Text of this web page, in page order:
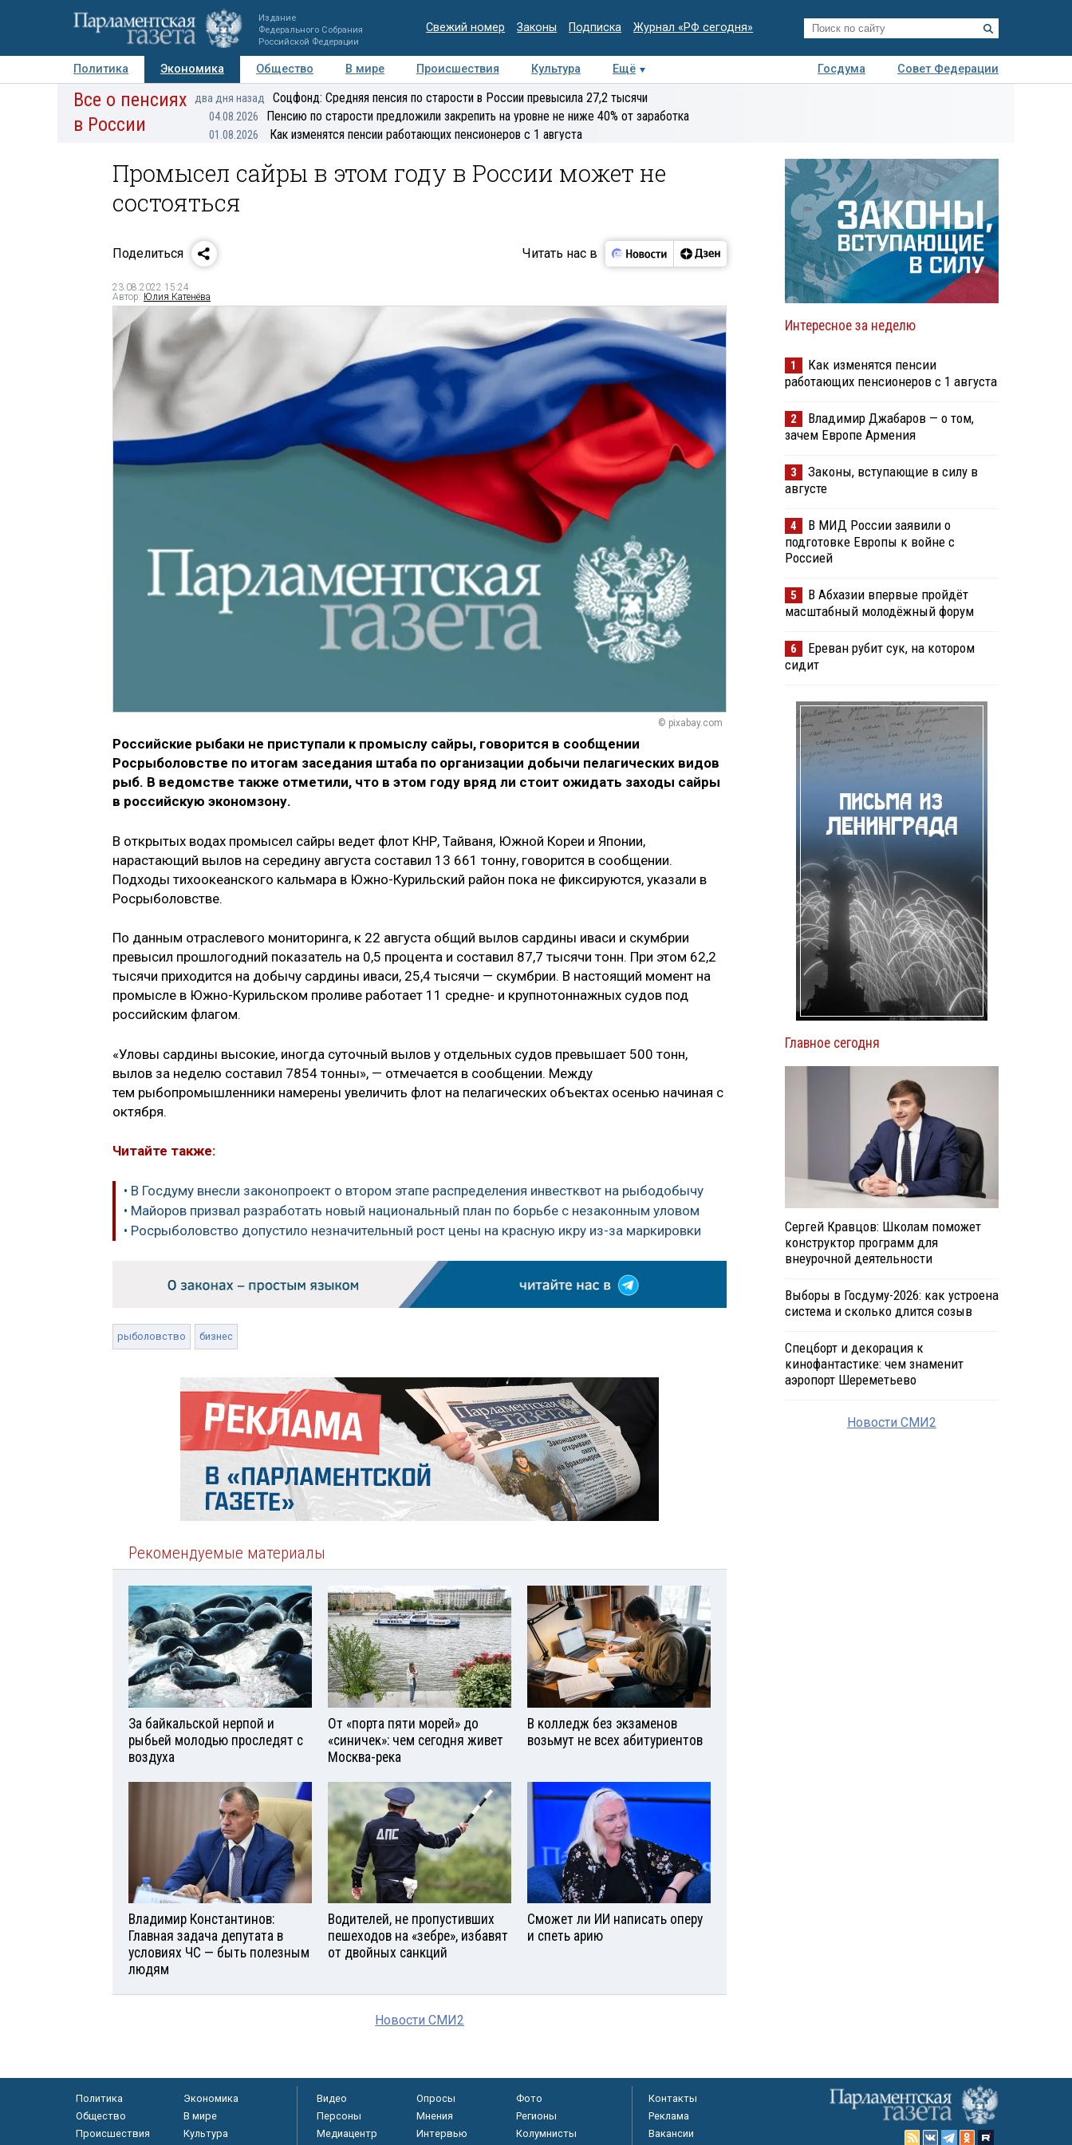
Издание
Федерального Собрания
Российской Федерации
Свежий номер Законы Подписка Журнал «РФ сегодня»
Политика Экономика Общество В мире Происшествия Культура Ещё Госдума
Совет Федерации
Авторы Персоны Мнения Регионы Медиацентр Интервью Колумнисты
Все о пенсиях
в России
два дня назад Соцфонд: Средняя пенсия по старости в России превысила 27,2 тысячи
04.08.2026 Пенсию по старости предложили закрепить на уровне не ниже 40% от заработка
01.08.2026 Как изменятся пенсии работающих пенсионеров с 1 августа
Промысел сайры в этом году в России может не
состояться
Поделиться Читать нас в
23.08.2022 15:24
Автор: Юлия Катенёва
© pixabay.com
Российские рыбаки не приступали к промыслу сайры, говорится в сообщении
Росрыболовстве по итогам заседания штаба по организации добычи пелагических видов
рыб. В ведомстве также отметили, что в этом году вряд ли стоит ожидать заходы сайры
в российскую экономзону.
В открытых водах промысел сайры ведет флот КНР, Тайваня, Южной Кореи и Японии,
нарастающий вылов на середину августа составил 13 661 тонну, говорится в сообщении.
Подходы тихоокеанского кальмара в Южно-Курильский район пока не фиксируются, указали в
Росрыболовстве.
По данным отраслевого мониторинга, к 22 августа общий вылов сардины иваси и скумбрии
превысил прошлогодний показатель на 0,5 процента и составил 87,7 тысячи тонн. При этом 62,2
тысячи приходится на добычу сардины иваси, 25,4 тысячи — скумбрии. В настоящий момент на
промысле в Южно-Курильском проливе работает 11 средне- и крупнотоннажных судов под
российским флагом.
«Уловы сардины высокие, иногда суточный вылов у отдельных судов превышает 500 тонн,
вылов за неделю составил 7854 тонны», — отмечается в сообщении. Между
тем рыбопромышленники намерены увеличить флот на пелагических объектах осенью начиная с
октября.
Читайте также:
• В Госдуму внесли законопроект о втором этапе распределения инвестквот на рыбодобычу
• Майоров призвал разработать новый национальный план по борьбе с незаконным уловом
• Росрыболовство допустило незначительный рост цены на красную икру из-за маркировки
рыболовство бизнес
Рекомендуемые материалы
За байкальской нерпой и
рыбьей молодью проследят с
воздуха
От «порта пяти морей» до
«синичек»: чем сегодня живет
Москва-река
В колледж без экзаменов
возьмут не всех абитуриентов
Владимир Константинов:
Главная задача депутата в
условиях ЧС — быть полезным
людям
Водителей, не пропустивших
пешеходов на «зебре», избавят
от двойных санкций
Сможет ли ИИ написать оперу
и спеть арию
Новости СМИ2
Интересное за неделю
1
Как изменятся пенсии
работающих пенсионеров с 1 августа
2
Владимир Джабаров — о том,
зачем Европе Армения
3
Законы, вступающие в силу в
августе
4
В МИД России заявили о
подготовке Европы к войне с
Россией
5
В Абхазии впервые пройдёт
масштабный молодёжный форум
6
Ереван рубит сук, на котором
сидит
Главное сегодня
Сергей Кравцов: Школам поможет
конструктор программ для
внеурочной деятельности
Выборы в Госдуму-2026: как устроена
система и сколько длится созыв
Спецборт и декорация к
кинофантастике: чем знаменит
аэропорт Шереметьево
Новости СМИ2
Политика
Экономика
Общество
В мире
Происшествия
Культура
Видео Опросы
Фото
Персоны
Мнения
Регионы
Медиацентр
Интервью Колумнисты
Контакты
Реклама
Вакансии